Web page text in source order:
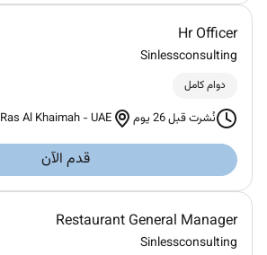
Hr Officer
Sinlessconsulting
دوام كامل
نُشرت قبل 26 يوم Ras Al Khaimah -UAE
قدم الآن
Restaurant General Manager
Sinlessconsulting